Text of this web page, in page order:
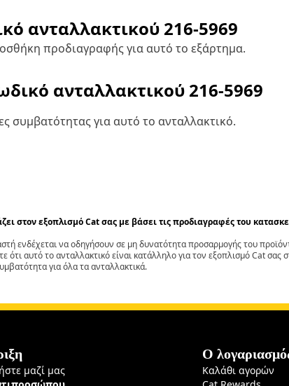
ανταλλακτικού 216-5969
προδιαγραφής για αυτό το εξάρτημα.
ανταλλακτικού 216-5969
συμβατότητας για αυτό το ανταλλακτικό.
στον εξοπλισμό Cat σας με βάσει τις προδιαγραφές του
ενδέχεται να οδηγήσουν σε μη δυνατότητα προσαρμογής του
αυτό το ανταλλακτικό είναι κατάλληλο για τον εξοπλισμό Cat σας
για όλα τα ανταλλακτικά.
μαζί μας
Ο
Καλάθι αγορών